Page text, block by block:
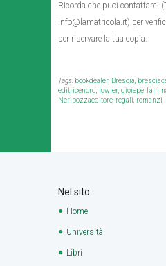
Ricorda che puoi contattarci
info@lamatricola.it) per
per riservare la tua copia.
Tags: bookdealer, Brescia,
editricenord, fowler,
Neripozzaeditore, regali, romanzi,
Nel sito
Home
Università
Libri